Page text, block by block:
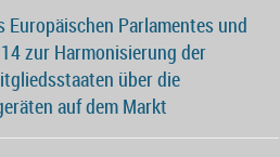
Parlamentes und
zur Harmonisierung der
über die
auf dem Markt